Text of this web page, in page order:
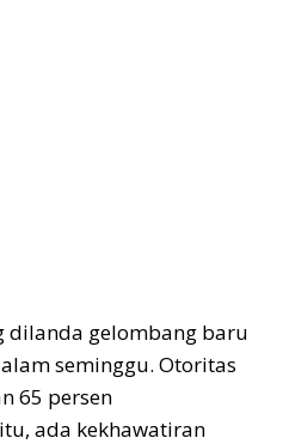
dilanda gelombang baru
seminggu. Otoritas
65 persen
ada kekhawatiran